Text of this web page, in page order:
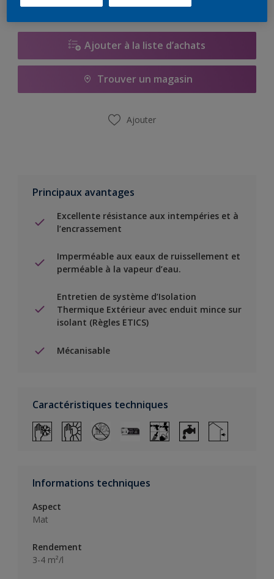
Ajouter à la liste d’achats
Trouver un magasin
Ajouter
Principaux avantages
Excellente résistance aux intempéries et à
l’encrassement
Imperméable aux eaux de ruissellement et
perméable à la vapeur d’eau.
Entretien de système d’Isolation
Thermique Extérieur avec enduit mince sur
isolant (Règles ETICS)
Mécanisable
Caractéristiques techniques
Informations techniques
Aspect
Mat
Rendement
3-4 m²/l